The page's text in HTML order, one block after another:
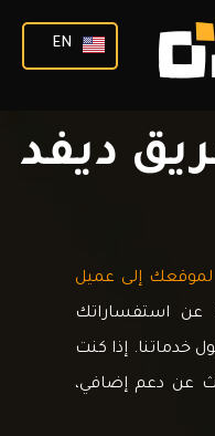
EN
ديفد
لموقعك إلى عميل
عن استفساراتك
خدماتنا. إذا كنت
عن دعم إضافي،